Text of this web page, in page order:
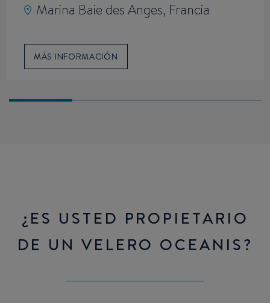
Marina Baie des Anges, Francia
MÁS INFORMACIÓN
¿ES USTED PROPIETARIO
DE UN VELERO OCEANIS?